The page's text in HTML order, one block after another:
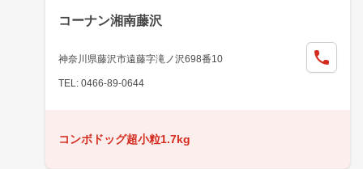
コーナン湘南藤沢
神奈川県藤沢市遠藤字滝ノ沢698番10
TEL: 0466-89-0644
コンボドッグ超小粒1.7kg